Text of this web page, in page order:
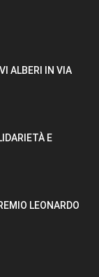
ALBERI IN VIA
E
LEONARDO